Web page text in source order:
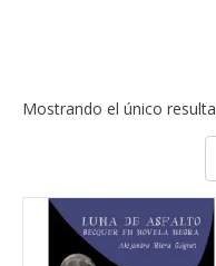
Mostrando el único